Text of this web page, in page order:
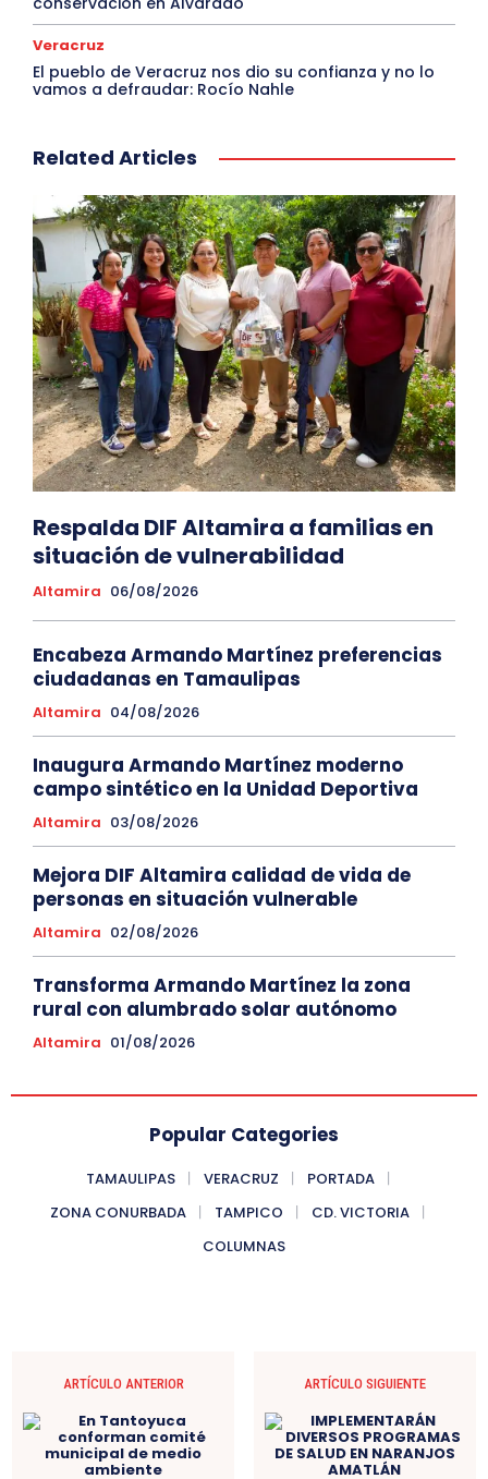
Veracruz
El pueblo de Veracruz nos dio su confianza y no lo
vamos a defraudar: Rocío Nahle
Related Articles
Respalda DIF Altamira a familias en
situación de vulnerabilidad
Altamira 06/08/2026
Encabeza Armando Martínez preferencias
ciudadanas en Tamaulipas
Altamira 04/08/2026
Inaugura Armando Martínez moderno
campo sintético en la Unidad Deportiva
Altamira 03/08/2026
Mejora DIF Altamira calidad de vida de
personas en situación vulnerable
Altamira 02/08/2026
Transforma Armando Martínez la zona
rural con alumbrado solar autónomo
Altamira 01/08/2026
Popular Categories
TAMAULIPAS VERACRUZ
PORTADA
ZONA CONURBADA
TAMPICO
CD. VICTORIA
COLUMNAS
ARTÍCULO ANTERIOR ARTÍCULO SIGUIENTE